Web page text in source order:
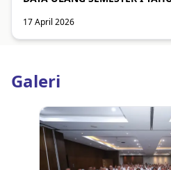
17 April 2026
Galeri